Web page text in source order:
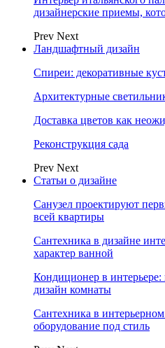
дизайнерские приемы,
Prev Next
Ландшафтный дизайн
Спиреи: декоративные
Архитектурные
Доставка цветов как
Реконструкция сада
Prev Next
Статьи о дизайне
Санузел проектируют
всей квартиры
Сантехника в дизайне
характер ванной
Кондиционер в интерьере:
дизайн комнаты
Сантехника в
оборудование под стиль